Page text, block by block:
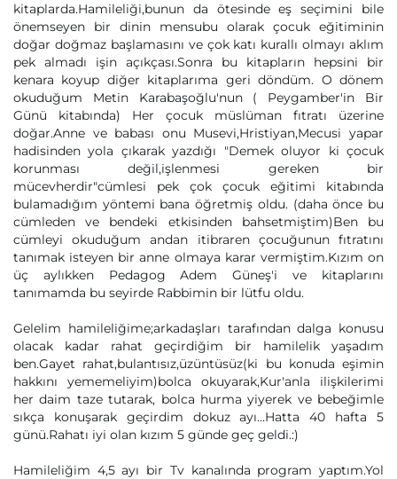
kitaplarda.Hamileliği,bunun da ötesinde eş seçimini bile
önemseyen bir dinin mensubu olarak çocuk eğitiminin
doğar doğmaz başlamasını ve çok katı kurallı olmayı aklım
pek almadı işin açıkçası.Sonra bu kitapların hepsini bir
kenara koyup diğer kitaplarıma geri döndüm. O dönem
okuduğum Metin Karabaşoğlu'nun ( Peygamber'in Bir
Günü kitabında) Her çocuk müslüman fıtratı üzerine
doğar.Anne ve babası onu Musevi,Hristiyan,Mecusi yapar
hadisinden yola çıkarak yazdığı "Demek oluyor ki çocuk
korunması değil,işlenmesi gereken bir
mücevherdir"cümlesi pek çok çocuk eğitimi kitabında
bulamadığım yöntemi bana öğretmiş oldu. (daha önce bu
cümleden ve bendeki etkisinden bahsetmiştim)Ben bu
cümleyi okuduğum andan itibraren çocuğunun fıtratını
tanımak isteyen bir anne olmaya karar vermiştim.Kızım on
üç aylıkken Pedagog Adem Güneş'i ve kitaplarını
tanımamda bu seyirde Rabbimin bir lütfu oldu.
Gelelim hamileliğime;arkadaşları tarafından dalga konusu
olacak kadar rahat geçirdiğim bir hamilelik yaşadım
ben.Gayet rahat,bulantısız,üzüntüsüz(ki bu konuda eşimin
hakkını yememeliyim)bolca okuyarak,Kur'anla ilişkilerimi
her daim taze tutarak, bolca hurma yiyerek ve bebeğimle
sıkça konuşarak geçirdim dokuz ayı...Hatta 40 hafta 5
günü.Rahatı iyi olan kızım 5 günde geç geldi.:)
Hamileliğim 4,5 ayı bir Tv kanalında program yaptım.Yol